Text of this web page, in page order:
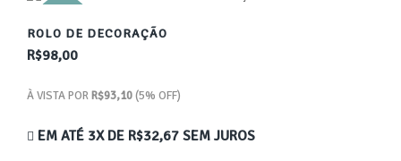
ROLO DE DECORAÇÃO
R$98,00
À VISTA PORR$93,10(5% OFF)
EM ATÉ 3X DE R$32,67 SEM JUROS